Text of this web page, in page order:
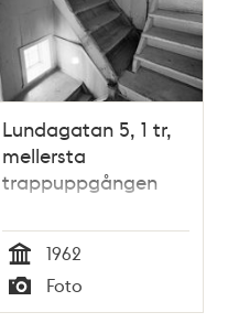
Lundagatan 5, 1 tr,
mellersta
trappuppgången
Tid
1962
Typ
Foto